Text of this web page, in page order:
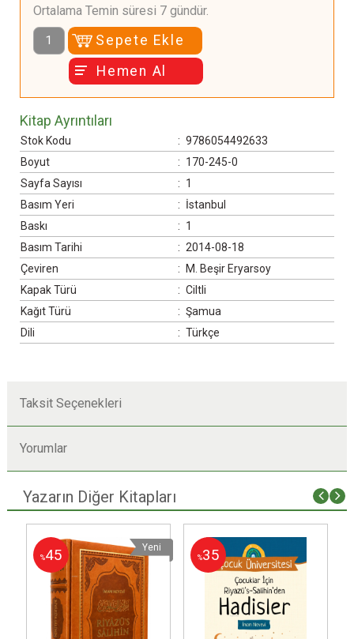
Ortalama Temin süresi 7 gündür.
Sepete Ekle
Hemen Al
Kitap Ayrıntıları
Stok Kodu : 9786054492633
Boyut
: 170-245-0
Sayfa Sayısı
: 1
Basım Yeri
: İstanbul
Baskı
: 1
Basım Tarihi
: 2014-08-18
Çeviren
:
M. Beşir Eryarsoy
Kapak Türü
: Ciltli
Kağıt Türü
: Şamua
Dili
: Türkçe
Taksit Seçenekleri
Yorumlar
Yazarın Diğer Kitapları
%45 Yeni
%35